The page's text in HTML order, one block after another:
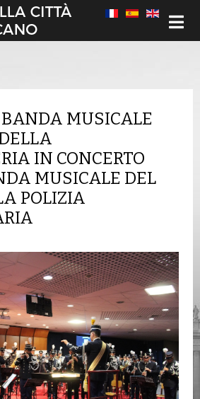
MUSICALE
IN CONCERTO
MUSICALE DEL
POLIZIA